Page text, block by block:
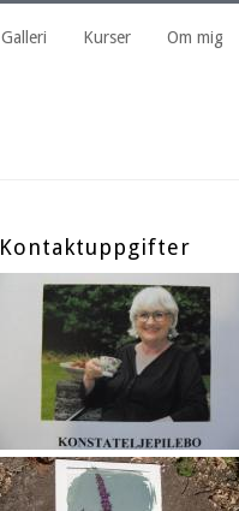
Galleri Kurser Om mig
Kontaktuppgifter